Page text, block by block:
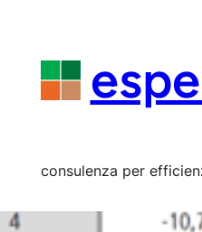
consulenza per